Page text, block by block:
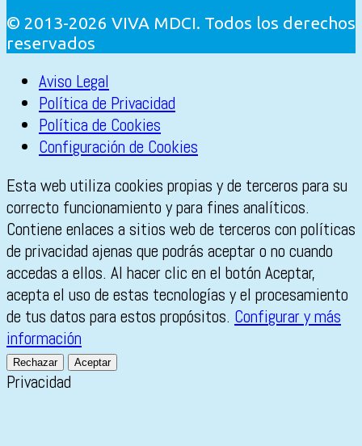
© 2013-2026 VIVA MDCI. Todos los derechos
reservados
Aviso Legal
Política de Privacidad
Política de Cookies
Configuración de Cookies
Esta web utiliza cookies propias y de terceros para su
correcto funcionamiento y para fines analíticos.
Contiene enlaces a sitios web de terceros con políticas
de privacidad ajenas que podrás aceptar o no cuando
accedas a ellos. Al hacer clic en el botón Aceptar,
acepta el uso de estas tecnologías y el procesamiento
de tus datos para estos propósitos. Configurar y más
información
Rechazar Aceptar
Privacidad